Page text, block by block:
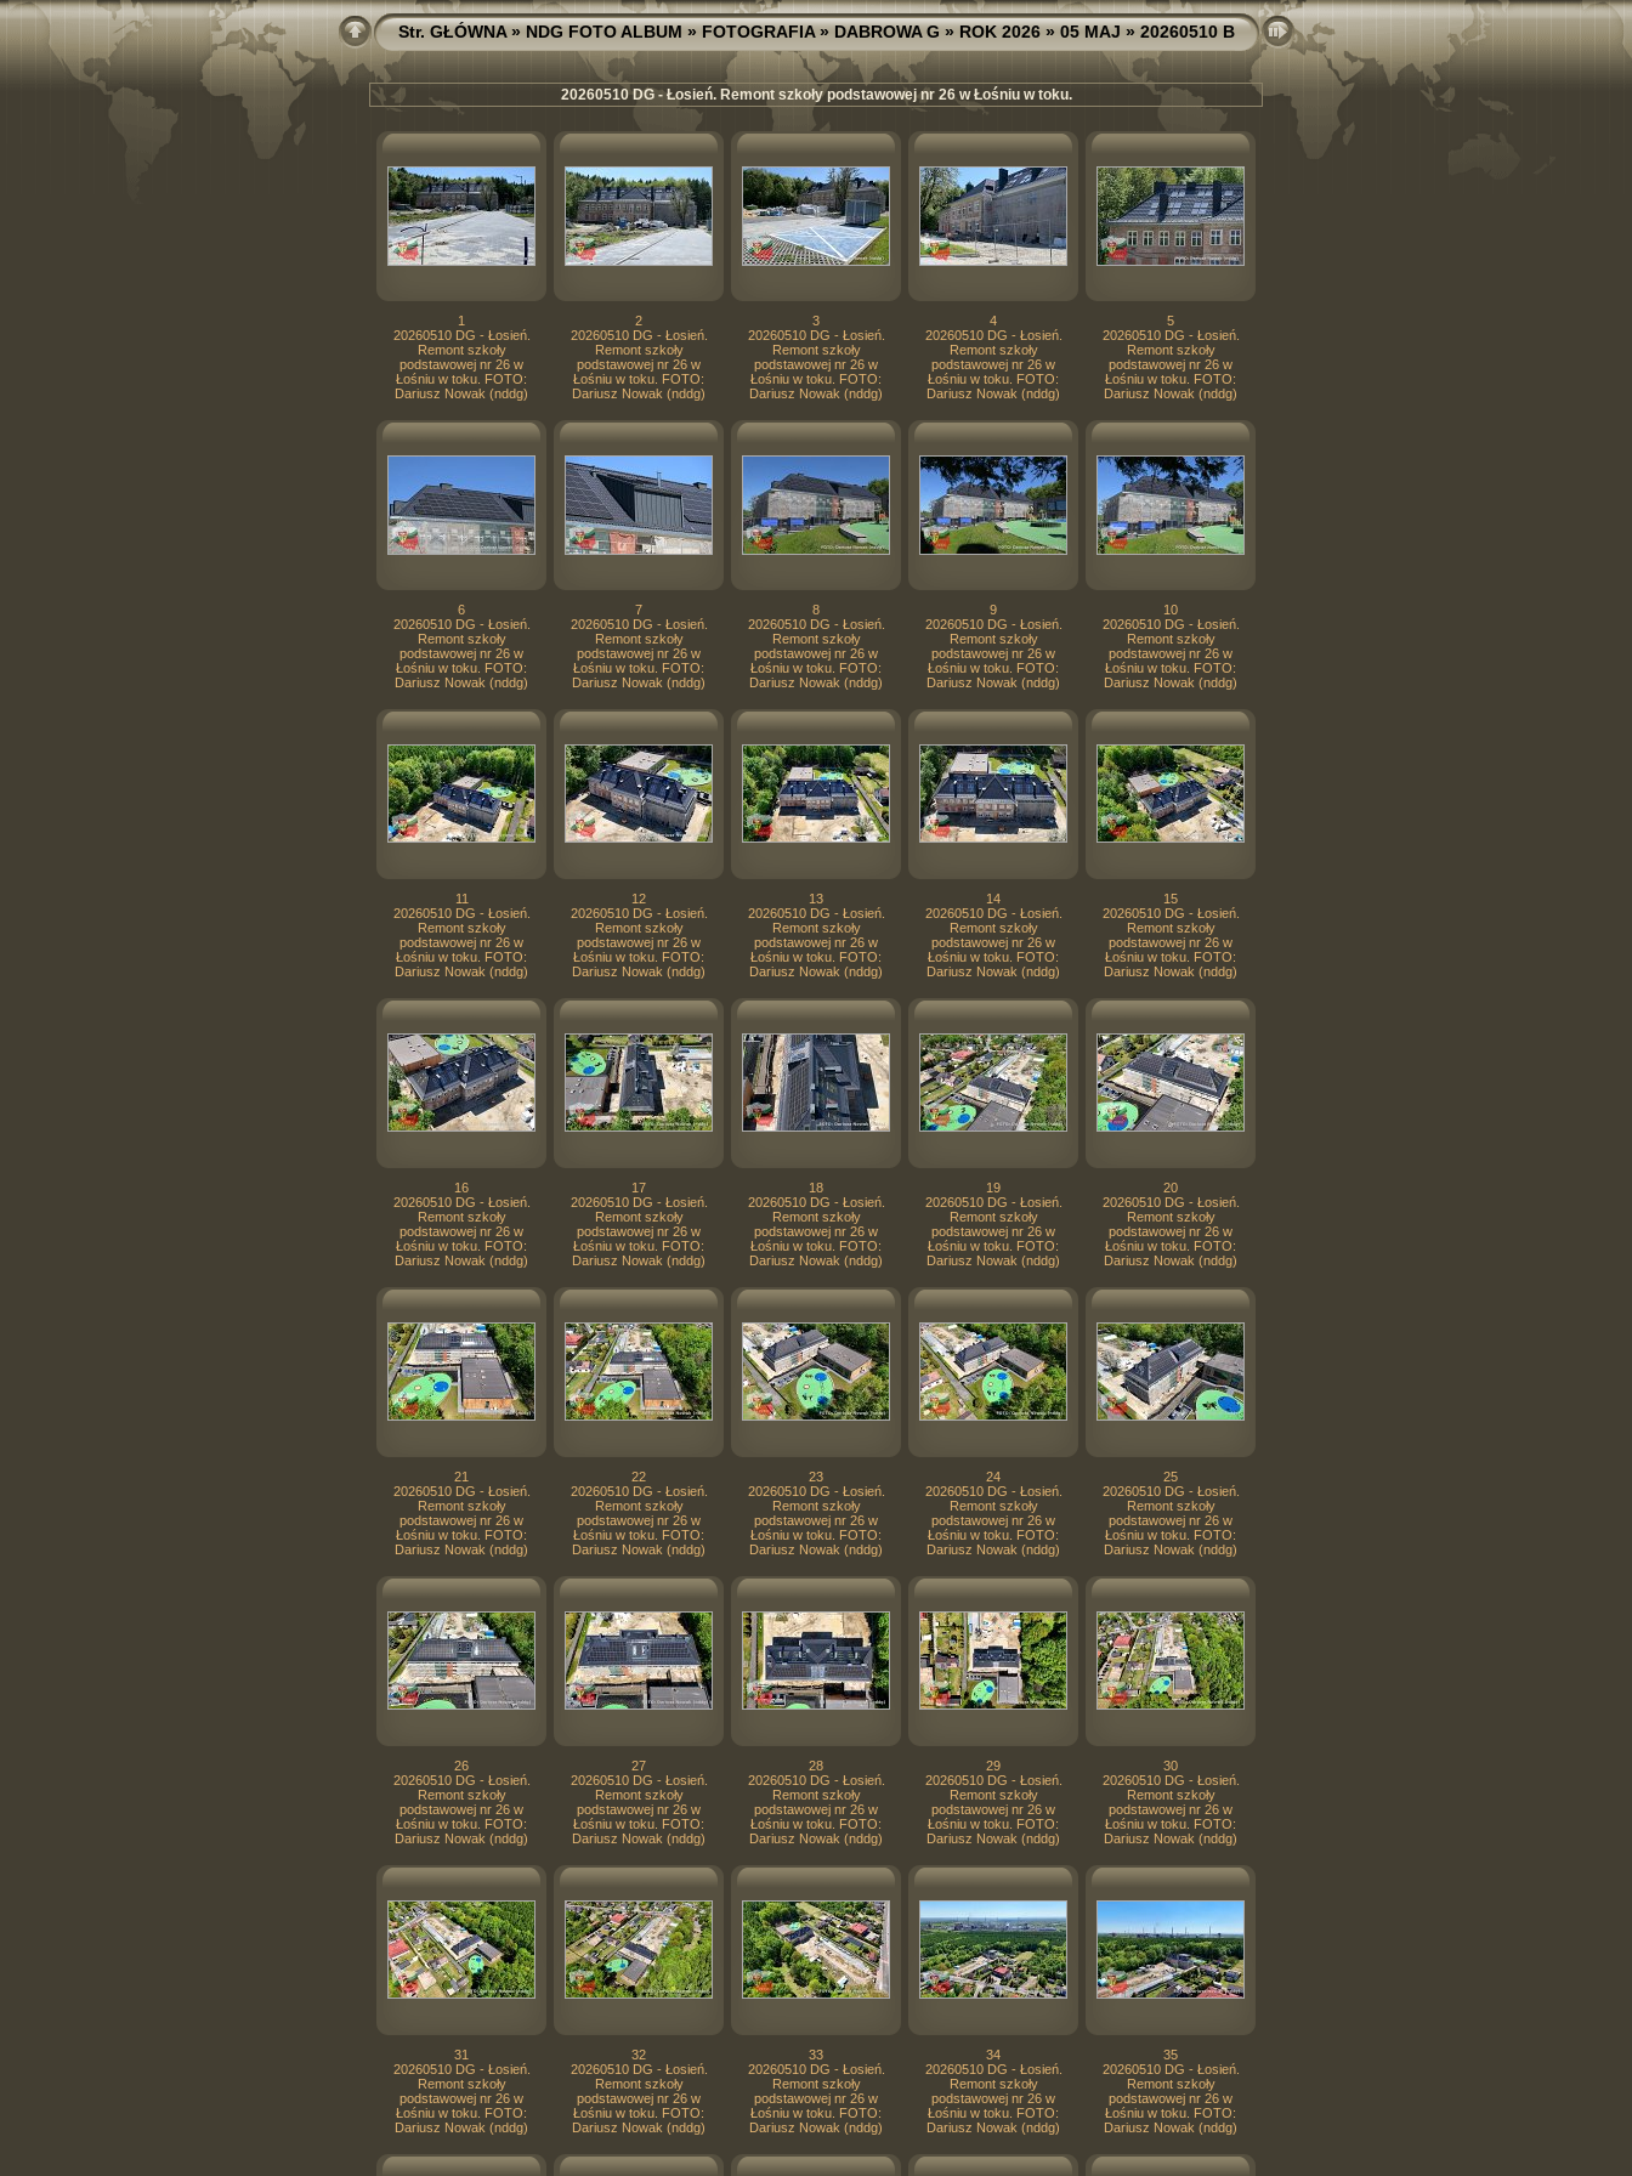
Str. GŁÓWNA»NDG FOTO ALBUM»FOTOGRAFIA»DABROWA G»ROK 2026»05 MAJ» 20260510 B
20260510 DG - Łosień. Remont szkoły podstawowej nr 26 w Łośniu w toku.
1
20260510 DG - Łosień.
Remont szkoły
podstawowej nr 26 w
Łośniu w toku. FOTO:
Dariusz Nowak (nddg)
2
20260510 DG - Łosień.
Remont szkoły
podstawowej nr 26 w
Łośniu w toku. FOTO:
Dariusz Nowak (nddg)
3
20260510 DG - Łosień.
Remont szkoły
podstawowej nr 26 w
Łośniu w toku. FOTO:
Dariusz Nowak (nddg)
4
20260510 DG - Łosień.
Remont szkoły
podstawowej nr 26 w
Łośniu w toku. FOTO:
Dariusz Nowak (nddg)
5
20260510 DG - Łosień.
Remont szkoły
podstawowej nr 26 w
Łośniu w toku. FOTO:
Dariusz Nowak (nddg)
6
20260510 DG - Łosień.
Remont szkoły
podstawowej nr 26 w
Łośniu w toku. FOTO:
Dariusz Nowak (nddg)
7
20260510 DG - Łosień.
Remont szkoły
podstawowej nr 26 w
Łośniu w toku. FOTO:
Dariusz Nowak (nddg)
8
20260510 DG - Łosień.
Remont szkoły
podstawowej nr 26 w
Łośniu w toku. FOTO:
Dariusz Nowak (nddg)
9
20260510 DG - Łosień.
Remont szkoły
podstawowej nr 26 w
Łośniu w toku. FOTO:
Dariusz Nowak (nddg)
10
20260510 DG - Łosień.
Remont szkoły
podstawowej nr 26 w
Łośniu w toku. FOTO:
Dariusz Nowak (nddg)
11
20260510 DG - Łosień.
Remont szkoły
podstawowej nr 26 w
Łośniu w toku. FOTO:
Dariusz Nowak (nddg)
12
20260510 DG - Łosień.
Remont szkoły
podstawowej nr 26 w
Łośniu w toku. FOTO:
Dariusz Nowak (nddg)
13
20260510 DG - Łosień.
Remont szkoły
podstawowej nr 26 w
Łośniu w toku. FOTO:
Dariusz Nowak (nddg)
14
20260510 DG - Łosień.
Remont szkoły
podstawowej nr 26 w
Łośniu w toku. FOTO:
Dariusz Nowak (nddg)
15
20260510 DG - Łosień.
Remont szkoły
podstawowej nr 26 w
Łośniu w toku. FOTO:
Dariusz Nowak (nddg)
16
20260510 DG - Łosień.
Remont szkoły
podstawowej nr 26 w
Łośniu w toku. FOTO:
Dariusz Nowak (nddg)
17
20260510 DG - Łosień.
Remont szkoły
podstawowej nr 26 w
Łośniu w toku. FOTO:
Dariusz Nowak (nddg)
18
20260510 DG - Łosień.
Remont szkoły
podstawowej nr 26 w
Łośniu w toku. FOTO:
Dariusz Nowak (nddg)
19
20260510 DG - Łosień.
Remont szkoły
podstawowej nr 26 w
Łośniu w toku. FOTO:
Dariusz Nowak (nddg)
20
20260510 DG - Łosień.
Remont szkoły
podstawowej nr 26 w
Łośniu w toku. FOTO:
Dariusz Nowak (nddg)
21
20260510 DG - Łosień.
Remont szkoły
podstawowej nr 26 w
Łośniu w toku. FOTO:
Dariusz Nowak (nddg)
22
20260510 DG - Łosień.
Remont szkoły
podstawowej nr 26 w
Łośniu w toku. FOTO:
Dariusz Nowak (nddg)
23
20260510 DG - Łosień.
Remont szkoły
podstawowej nr 26 w
Łośniu w toku. FOTO:
Dariusz Nowak (nddg)
24
20260510 DG - Łosień.
Remont szkoły
podstawowej nr 26 w
Łośniu w toku. FOTO:
Dariusz Nowak (nddg)
25
20260510 DG - Łosień.
Remont szkoły
podstawowej nr 26 w
Łośniu w toku. FOTO:
Dariusz Nowak (nddg)
26
20260510 DG - Łosień.
Remont szkoły
podstawowej nr 26 w
Łośniu w toku. FOTO:
Dariusz Nowak (nddg)
27
20260510 DG - Łosień.
Remont szkoły
podstawowej nr 26 w
Łośniu w toku. FOTO:
Dariusz Nowak (nddg)
28
20260510 DG - Łosień.
Remont szkoły
podstawowej nr 26 w
Łośniu w toku. FOTO:
Dariusz Nowak (nddg)
29
20260510 DG - Łosień.
Remont szkoły
podstawowej nr 26 w
Łośniu w toku. FOTO:
Dariusz Nowak (nddg)
30
20260510 DG - Łosień.
Remont szkoły
podstawowej nr 26 w
Łośniu w toku. FOTO:
Dariusz Nowak (nddg)
31
20260510 DG - Łosień.
Remont szkoły
podstawowej nr 26 w
Łośniu w toku. FOTO:
Dariusz Nowak (nddg)
32
20260510 DG - Łosień.
Remont szkoły
podstawowej nr 26 w
Łośniu w toku. FOTO:
Dariusz Nowak (nddg)
33
20260510 DG - Łosień.
Remont szkoły
podstawowej nr 26 w
Łośniu w toku. FOTO:
Dariusz Nowak (nddg)
34
20260510 DG - Łosień.
Remont szkoły
podstawowej nr 26 w
Łośniu w toku. FOTO:
Dariusz Nowak (nddg)
35
20260510 DG - Łosień.
Remont szkoły
podstawowej nr 26 w
Łośniu w toku. FOTO:
Dariusz Nowak (nddg)